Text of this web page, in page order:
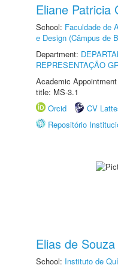
Eliane Patricia
School: Faculdade de
e Design (Câmpus de
Department:
REPRESENTAÇÃO
Academic
title: MS-3.1
Orcid
CV
Repositório
Elias de
School: Instituto de